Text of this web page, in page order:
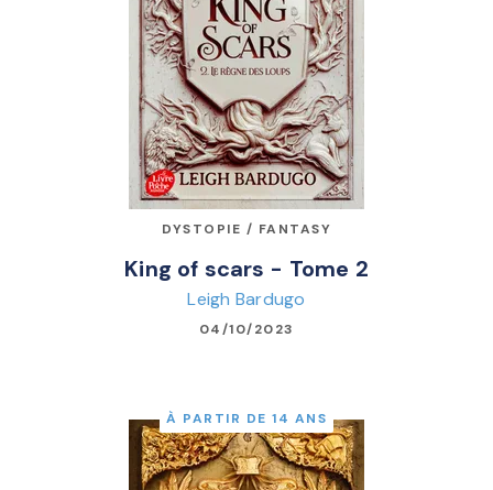
DYSTOPIE / FANTASY
King of scars - Tome 2
Leigh Bardugo
04/10/2023
À PARTIR DE 14 ANS